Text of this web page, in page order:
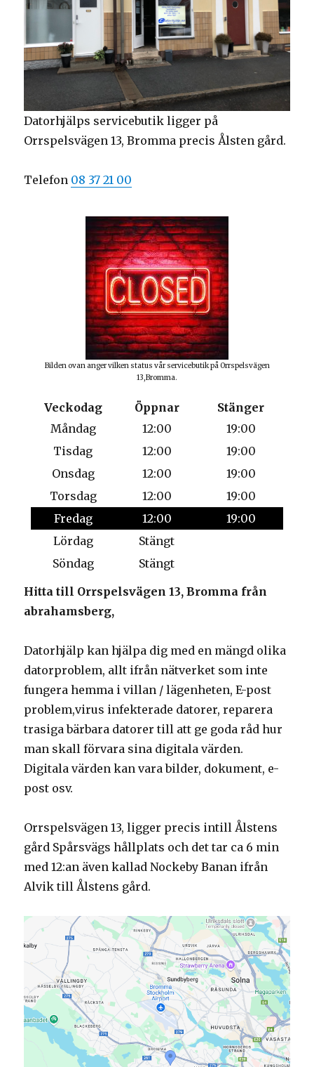
Datorhjälps servicebutik ligger på
Orrspelsvägen 13, Bromma precis Ålsten gård.
Telefon 08 37 21 00
Bilden ovan anger vilken status vår servicebutik på Orrspelsvägen
13,Bromma.
Veckodag Öppnar
Stänger
Måndag
12:00
19:00
Tisdag
12:00
19:00
Onsdag
12:00
19:00
Torsdag
12:00
19:00
Fredag
12:00
19:00
Lördag
Stängt
Söndag
Stängt
Hitta till Orrspelsvägen 13, Bromma från
abrahamsberg,
Datorhjälp kan hjälpa dig med en mängd olika
datorproblem, allt ifrån nätverket som inte
fungera hemma i villan / lägenheten, E-post
problem,virus infekterade datorer, reparera
trasiga bärbara datorer till att ge goda råd hur
man skall förvara sina digitala värden.
Digitala värden kan vara bilder, dokument, e-
post osv.
Orrspelsvägen 13, ligger precis intill Ålstens
gård Spårsvägs hållplats och det tar ca 6 min
med 12:an även kallad Nockeby Banan ifrån
Alvik till Ålstens gård.